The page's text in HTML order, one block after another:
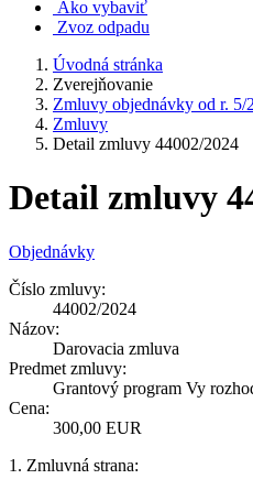
Ako vybaviť
Zvoz odpadu
Úvodná stránka
Zverejňovanie
Zmluvy objednávky od r. 5/
Zmluvy
Detail zmluvy 44002/2024
Detail zmluvy
Objednávky
Číslo zmluvy:
44002/2024
Názov:
Darovacia zmluva
Predmet zmluvy:
Grantový program Vy
Cena:
300,00 EUR
1. Zmluvná strana: